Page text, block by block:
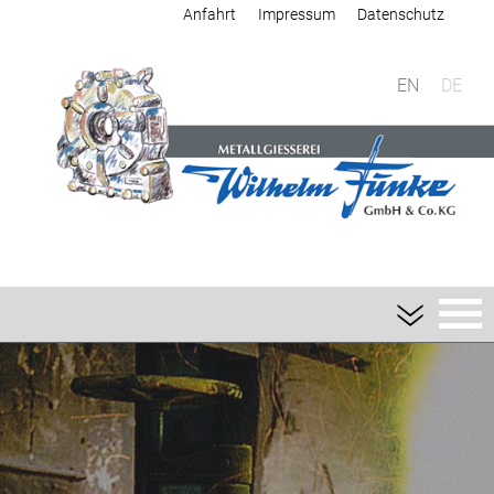
Anfahrt Impressum Datenschutz
EN DE
Giesserei
Sandguss
Aluminium-Sandguss
Magnesium-Sandguss